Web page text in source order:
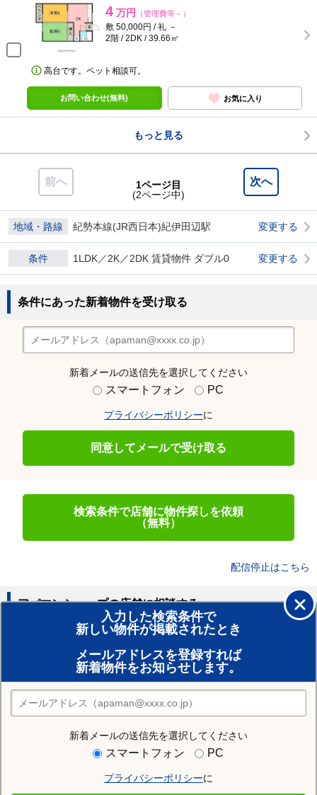
4 万円 （管理費等－）
敷 50,000円 / 礼 －
2階 / 2DK / 39.66㎡
高台です。ペット相談可。
お問い合わせ(無料) お気に入り
もっと見る
前へ 次へ
1ページ目
(2ページ中)
地域・路線 紀勢本線(JR西日本)紀伊田辺駅 変更する
条件 1LDK／2K／2DK 賃貸物件 ダブル0 変更する
条件にあった新着物件を受け取る
新着メールの送信先を選択してください
スマートフォン PC
プライバシーポリシーに
同意してメールで受け取る
検索条件で店舗に物件探しを依頼
（無料）
配信停止はこちら
入力した検索条件で
新しい物件が掲載されたとき
メールアドレスを登録すれば
新着物件をお知らせします。
新着メールの送信先を選択してください
スマートフォン PC
プライバシーポリシーに
アパマンショップの店舗に相談する
賃貸のプロがお部屋探し！
おまかせ物件リクエスト
住みたい街の店舗を探す
店舗検索